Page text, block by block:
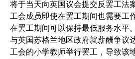
将于当天向英国议会提交反罢工法
工会成员即使在罢工期间也需要工
在罢工期间可以保持最低服务水平
与英国苏格兰地区政府就薪酬争议
工会的小学教师举行罢工，导致该